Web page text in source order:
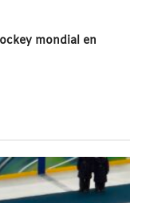
mondial en